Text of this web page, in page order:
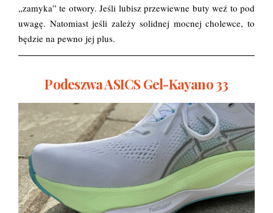
„zamyka” te otwory. Jeśli lubisz przewiewne buty weź to pod
uwagę. Natomiast jeśli zależy solidnej mocnej cholewce, to
będzie na pewno jej plus.
Podeszwa ASICS Gel-Kayano 33